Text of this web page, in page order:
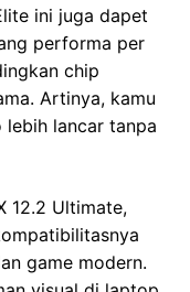
ini juga dapet
performa per
chip
Artinya, kamu
lebih lancar tanpa
12.2 Ultimate,
game modern.